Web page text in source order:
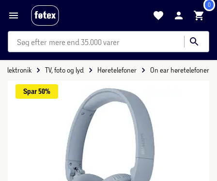
0
mere end 35.000 varer
Elektronik TV, foto og lyd Høretelefoner On ear høretelefoner
Spar 50%